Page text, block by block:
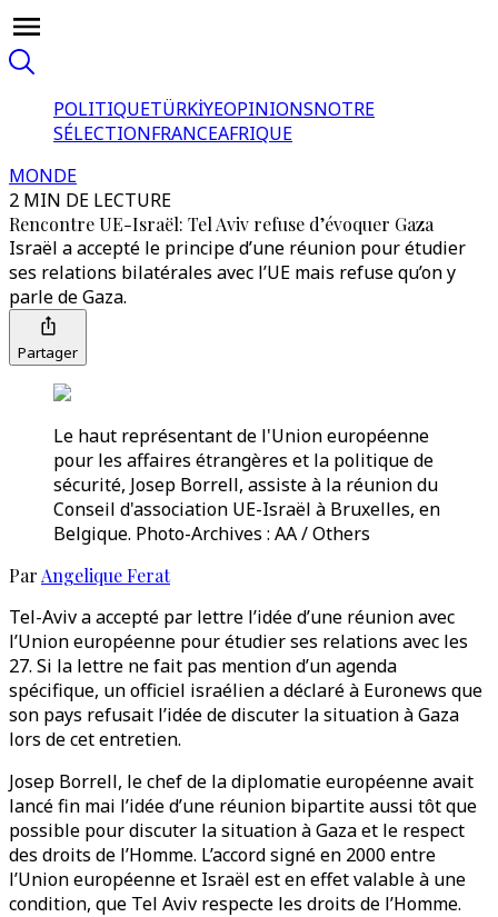
POLITIQUETÜRKİYEOPINIONSNOTRE
SÉLECTIONFRANCEAFRIQUE
MONDE
2 MIN DE LECTURE
Rencontre UE-Israël: Tel Aviv refuse d’évoquer Gaza
Israël a accepté le principe d’une réunion pour étudier
ses relations bilatérales avec l’UE mais refuse qu’on y
parle de Gaza.
Partager
Le haut représentant de l'Union européenne
pour les affaires étrangères et la politique de
sécurité, Josep Borrell, assiste à la réunion du
Conseil d'association UE-Israël à Bruxelles, en
Belgique. Photo-Archives : AA / Others
Par Angelique Ferat
Tel-Aviv a accepté par lettre l’idée d’une réunion avec
l’Union européenne pour étudier ses relations avec les
27. Si la lettre ne fait pas mention d’un agenda
spécifique, un officiel israélien a déclaré à Euronews que
son pays refusait l’idée de discuter la situation à Gaza
lors de cet entretien.
Josep Borrell, le chef de la diplomatie européenne avait
lancé fin mai l’idée d’une réunion bipartite aussi tôt que
possible pour discuter la situation à Gaza et le respect
des droits de l’Homme. L’accord signé en 2000 entre
l’Union européenne et Israël est en effet valable à une
condition, que Tel Aviv respecte les droits de l’Homme.